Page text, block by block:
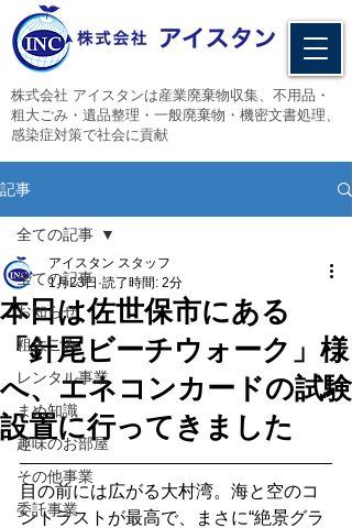
​株式会社 アイスタンは産業廃棄物収集、不用品・
粗大ごみ・遺品整理・一般廃棄物・機密文書処理、
感染症対策で社会に貢献
記事
全ての記事
お知らせ
粗大ごみ
レンタル事業
まめ知識
趣味のお部屋
その他事業
委託事業
全ての記事
本日は佐世保市にある
「針尾ビーチウォーク」様
へ、エネコンカードの試験
設置に行ってきました
アイスタン スタッフ
1月23日 読了時間: 2分
目の前には広がる大村湾。海と空のコ
ントラストが最高で、まさに“絶景グラ